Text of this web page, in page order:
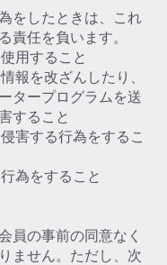
をしたときは、これ
責任を負います。
用すること
報を改ざんしたり、
タープログラムを送
すること
害する行為をするこ
為をすること
員の事前の同意なく
ません。ただし、次